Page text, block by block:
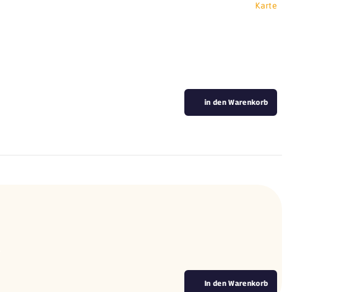
Karte
in den Warenkorb
In den Warenkorb